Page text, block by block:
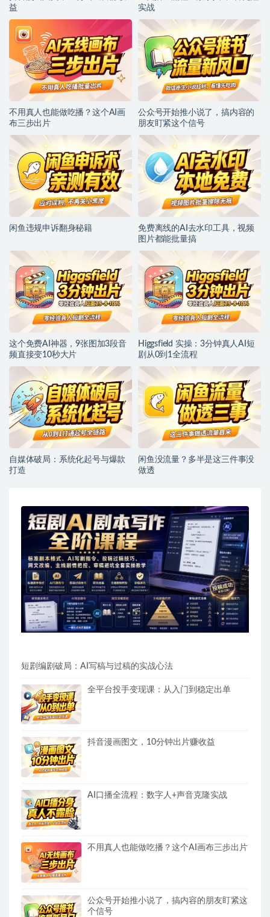
益
实战
不用真人也能做吃播？这个AI画
布三步出片
公众号开始推小说了，搞内容的
朋友盯紧这个信号
闲鱼违规申诉翻身秘籍
免费离线的AI去水印工具，视频
图片都能批量搞
这个免费AI神器，9张图加3段音
频直接变10秒大片
Higgsfield 实操：3分钟真人AI短
剧从0到1全流程
自媒体破局：系统化起号与爆款
打造
闲鱼没流量？多半是这三件事没
做透
短剧编剧破局：AI写稿与过稿的实战心法
全平台投手变现课：从入门到稳定出单
抖音漫画图文，10分钟出片赚收益
AI口播全流程：数字人+声音克隆实战
不用真人也能做吃播？这个AI画布三步出片
公众号开始推小说了，搞内容的朋友盯紧这
个信号